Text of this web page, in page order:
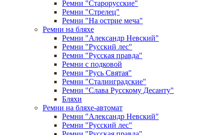
Ремни "Старорусские"
Ремни "Стрелец"
Ремни "На острие меча"
Ремни на бляхе
Ремни "Александр Невский"
Ремни "Русский лес"
Ремни "Русская правда"
Ремни с подковой
Ремни "Русь Святая"
Ремни "Сталинградские"
Ремни "Слава Русскому Десанту"
Бляхи
Ремни на бляхе-автомат
Ремни "Александр Невский"
Ремни "Русский лес"